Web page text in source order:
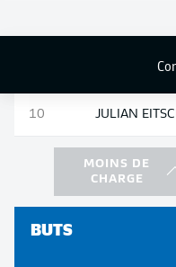
ALESSANDRO
10 JULIAN
MOINS DE
CHARGE
BUTS